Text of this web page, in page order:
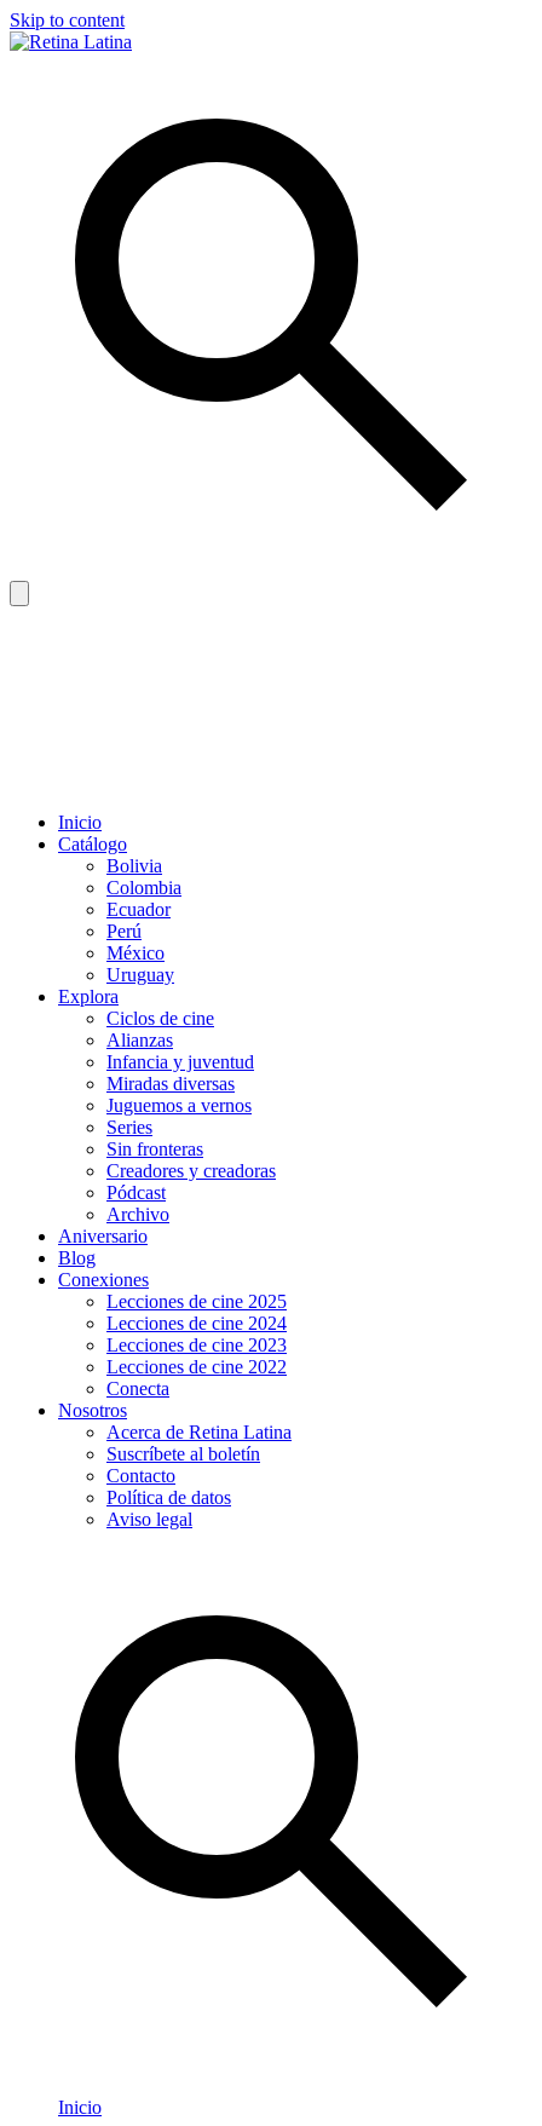
Skip to content
Inicio
Catálogo
Bolivia
Colombia
Ecuador
Perú
México
Uruguay
Explora
Ciclos de cine
Alianzas
Infancia y juventud
Miradas diversas
Juguemos a vernos
Series
Sin fronteras
Creadores y creadoras
Pódcast
Archivo
Aniversario
Blog
Conexiones
Lecciones de cine 2025
Lecciones de cine 2024
Lecciones de cine 2023
Lecciones de cine 2022
Conecta
Nosotros
Acerca de Retina Latina
Suscríbete al boletín
Contacto
Política de datos
Aviso legal
Inicio